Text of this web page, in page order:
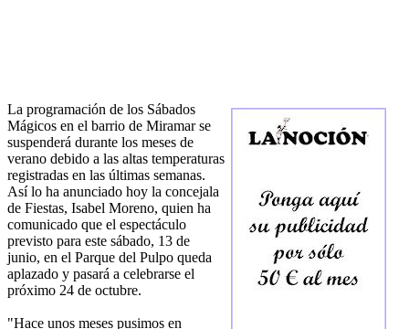
La programación de los Sábados
Mágicos en el barrio de Miramar se
suspenderá durante los meses de
verano debido a las altas temperaturas
registradas en las últimas semanas.
Así lo ha anunciado hoy la concejala
de Fiestas, Isabel Moreno, quien ha
comunicado que el espectáculo
previsto para este sábado, 13 de
junio, en el Parque del Pulpo queda
aplazado y pasará a celebrarse el
próximo 24 de octubre.
"Hace unos meses pusimos en